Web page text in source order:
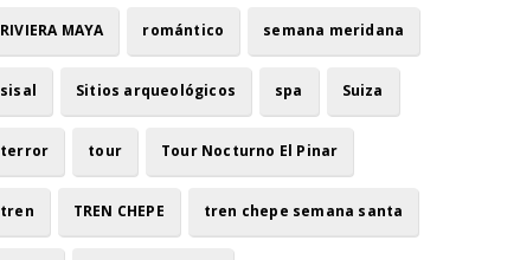
RIVIERA MAYA romántico semana meridana
sisal Sitios arqueológicos spa Suiza
terror tour Tour Nocturno El Pinar
tren TREN CHEPE tren chepe semana santa